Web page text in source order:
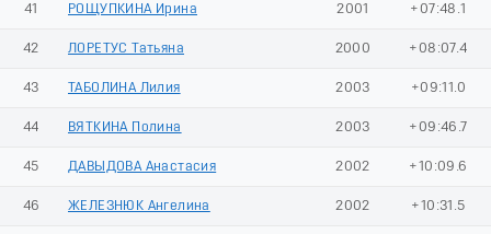
41 РОЩУПКИНА Ирина 2001 +07:48.1
42 ЛОРЕТУС Татьяна 2000 +08:07.4
43 ТАБОЛИНА Лилия 2003 +09:11.0
44 ВЯТКИНА Полина 2003 +09:46.7
45 ДАВЫДОВА Анастасия 2002 +10:09.6
46 ЖЕЛЕЗНЮК Ангелина 2002 +10:31.5